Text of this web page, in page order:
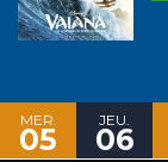
MER.
05
JEU.
06